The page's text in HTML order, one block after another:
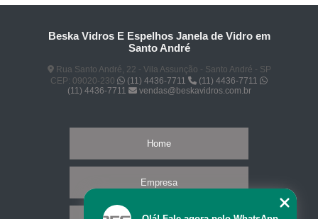
Beska Vidros E Espelhos Janela de Vidro em
Santo André
Rua Santo André, 22 - Vila Assunção - Santo André - SP
CEP: 09020-230
(11) 4436-7711
(11) 4436-7711
(11) 4436-7711
vendas@beskavidros.com.br
Home
Empresa